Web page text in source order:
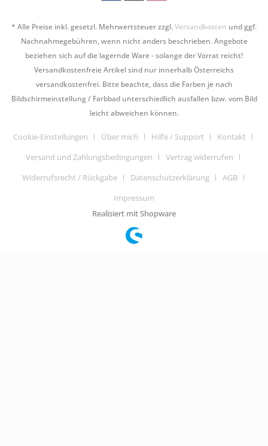
* Alle Preise inkl. gesetzl. Mehrwertsteuer zzgl.Versandkosten und ggf.
Nachnahmegebühren, wenn nicht anders beschrieben. Angebote
beziehen sich auf die lagernde Ware - solange der Vorrat reicht!
Versandkostenfreie Artikel sind nur innerhalb Österreichs
versandkostenfrei. Bitte beachte, dass die Farben je nach
Bildschirmeinstellung / Farbbad unterschiedlich ausfallen bzw. vom Bild
leicht abweichen können.
Cookie-Einstellungen Über mich Hilfe / Support
Kontakt
Versand und Zahlungsbedingungen
Vertrag widerrufen
Widerrufsrecht / Rückgabe
Datenschutzerklärung
AGB
Impressum
Realisiert mit Shopware